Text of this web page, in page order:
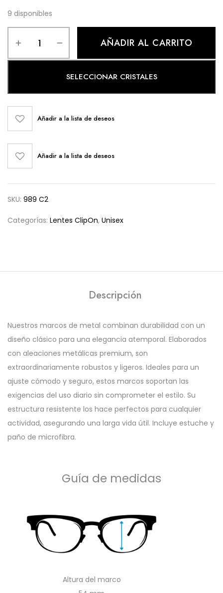
9 disponibles
AÑADIR AL CARRITO
SELECCIONAR CRISTALES
Añadir a la lista de deseos
Añadir a la lista de deseos
SKU: 989 C2
Categorías: Lentes ClipOn, Unisex
Descripción
Nuestros marcos de metal combinan durabilidad con un
diseño clásico para una elegancia atemporal. Elaborados
con aleaciones metálicas premium, son
extraordinariamente robustos y ligeros. Ideales para un
ajuste cómodo y seguro, estos marcos soportan las
exigencias del uso diario sin comprometer el estilo. Su
estructura resistente los hace perfectos para cualquier
actividad, asegurando una larga vida útil. Incluye estuche y
paño de microfibra.
Guía de medidas
Altura del marco